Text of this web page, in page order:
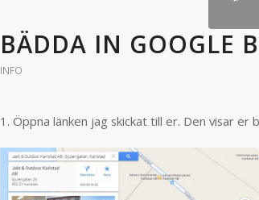
BÄDDA IN GOOGLE
INFO
1. Öppna länken jag skickat till er. Den visar er